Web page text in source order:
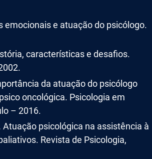
emocionais e atuação do psicólogo.
características e desafios.
da atuação do psicólogo
oncológica. Psicologia em
– 2016.
Atuação psicológica na assistência à
Revista de Psicologia,